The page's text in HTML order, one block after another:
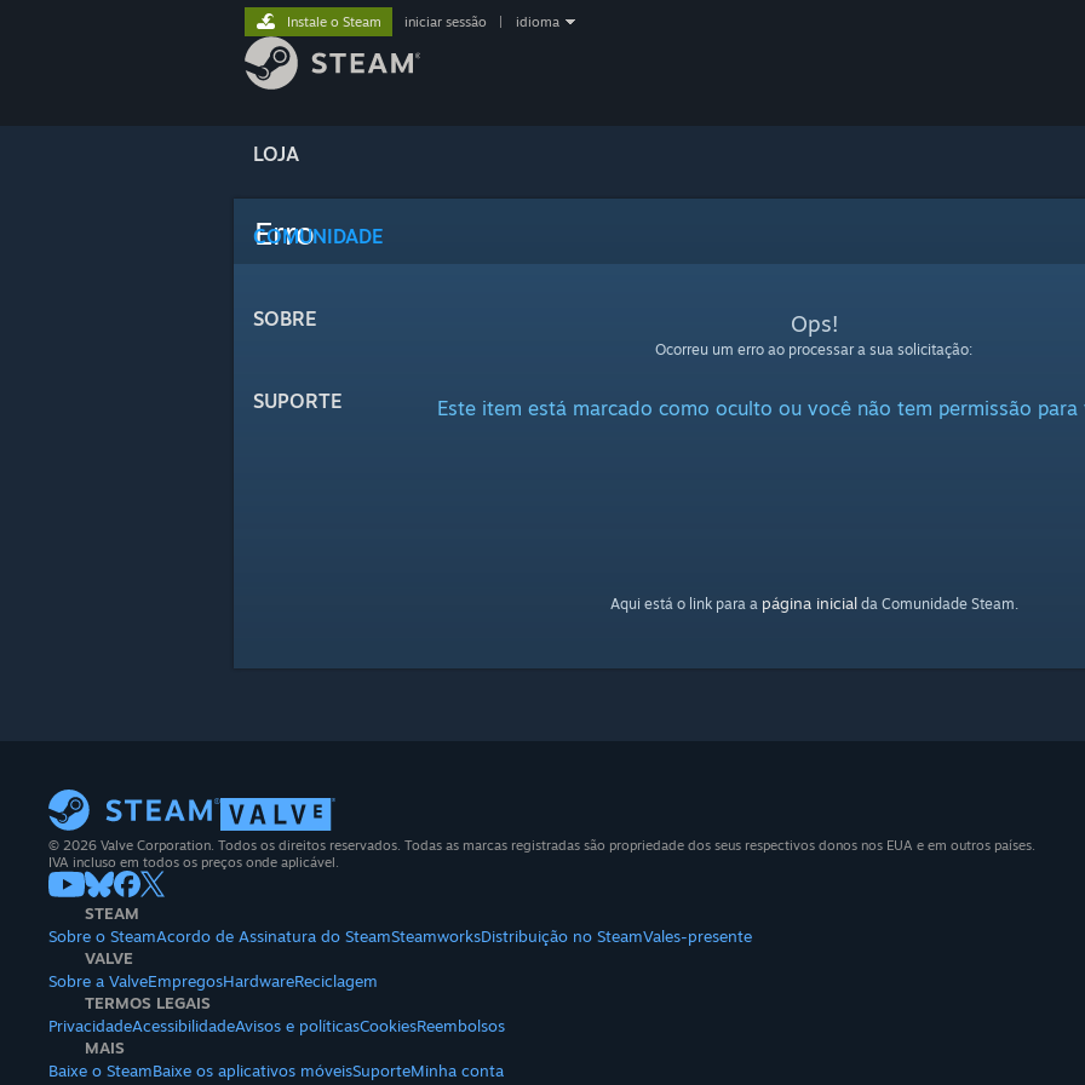
LOJA
COMUNIDADE
SOBRE
SUPORTE
Instale o Steam iniciar sessão idioma
Erro
Ops!
Ocorreu um erro ao processar a sua solicitação:
Este item está marcado como oculto ou você não tem permissão para
Aqui está o link para a página inicial da Comunidade Steam.
© 2026 Valve Corporation. Todos os direitos reservados. Todas as marcas registradas são propriedade dos seus respectivos donos nos EUA e em outros países.
IVA incluso em todos os preços onde aplicável.
STEAM
Sobre o SteamAcordo de Assinatura do SteamSteamworksDistribuição no SteamVales-presente
VALVE
Sobre a ValveEmpregosHardwareReciclagem
TERMOS LEGAIS
PrivacidadeAcessibilidadeAvisos e políticasCookiesReembolsos
MAIS
Baixe o SteamBaixe os aplicativos móveisSuporteMinha conta